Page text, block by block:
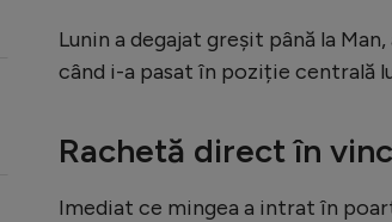
Lunin a degajat greșit până la
când i-a pasat în poziție centrală
Rachetă direct în
Imediat ce mingea a intrat în